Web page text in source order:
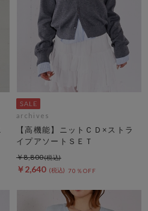
archives
【高機能】ニットＣＤ×ストラ
イプアソートＳＥＴ
￥2,640 70％OFF
￥8,800